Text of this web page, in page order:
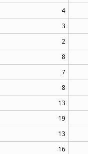
4
3
2
8
7
8
13
19
13
16